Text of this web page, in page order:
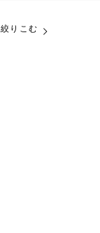
絞りこむ